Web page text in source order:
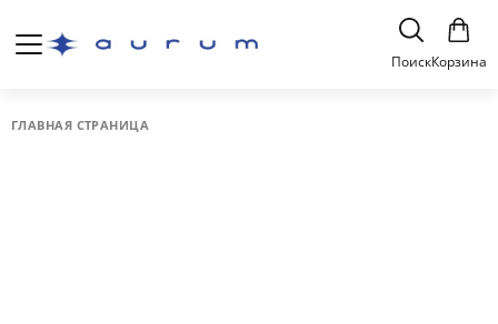
ПоискКорзина
ГЛАВНАЯ СТРАНИЦА